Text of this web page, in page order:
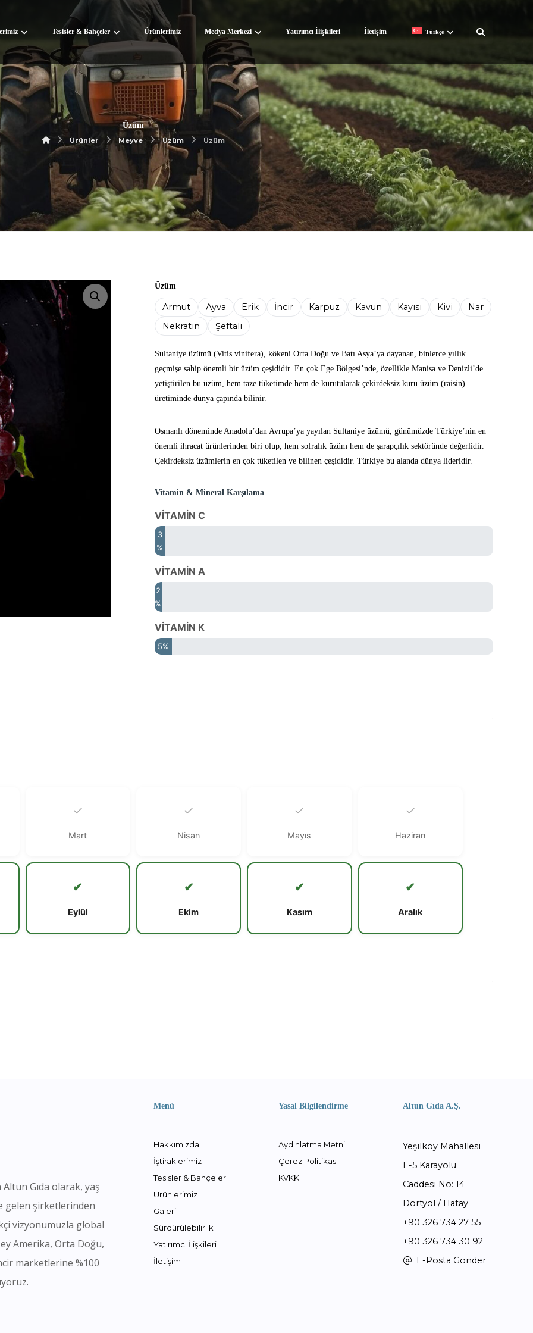
Tesisler & Bahçeler Ürünlerimiz Medya Merkezi Yatırımcı İlişkileri İletişim Türkçe
Üzüm
Ürünler Meyve Üzüm Üzüm
Resmi büyüt
Üzüm
Armut Ayva Erik İncir Karpuz Kavun Kayısı Kivi
Nar
Nekratin
Şeftali
Sultaniye üzümü (Vitis vinifera), kökeni Orta Doğu ve Batı Asya’ya dayanan, binlerce yıllık
geçmişe sahip önemli bir üzüm çeşididir. En çok Ege Bölgesi’nde, özellikle Manisa ve Denizli’de
yetiştirilen bu üzüm, hem taze tüketimde hem de kurutularak çekirdeksiz kuru üzüm (raisin)
üretiminde dünya çapında bilinir.
Osmanlı döneminde Anadolu’dan Avrupa’ya yayılan Sultaniye üzümü, günümüzde Türkiye’nin en
önemli ihracat ürünlerinden biri olup, hem sofralık üzüm hem de şarapçılık sektöründe değerlidir.
Çekirdeksiz üzümlerin en çok tüketilen ve bilinen çeşididir. Türkiye bu alanda dünya lideridir.
Vitamin & Mineral Karşılama
VİTAMİN C
3
%
VİTAMİN A
2
%
VİTAMİN K
5%
✓
Mart
✓
Nisan
✓
Mayıs
✓
Haziran
✔
Eylül
✔
Ekim
✔
Kasım
✔
Aralık
Gıda olarak, yaş
gelen şirketlerinden
vizyonumuzla global
Amerika, Orta Doğu,
marketlerine %100
Menü
Hakkımızda
İştiraklerimiz
Tesisler & Bahçeler
Ürünlerimiz
Galeri
Sürdürülebilirlik
Yatırımcı İlişkileri
İletişim
Yasal Bilgilendirme
Aydınlatma Metni
Çerez Politikası
KVKK
Altun Gıda A.Ş.
Yeşilköy Mahallesi
E-5 Karayolu
Caddesi No: 14
Dörtyol / Hatay
+90 326 734 27 55
+90 326 734 30 92
E-Posta Gönder